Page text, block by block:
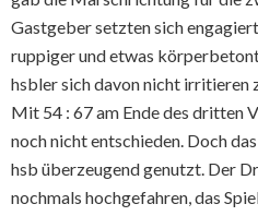
Gastgeber setzten sich
ruppiger und etwas
hsbler sich davon nicht irritieren
Mit 54 : 67 am Ende des dritten
noch nicht entschieden. Doch
hsb überzeugend genutzt. Der
nochmals hochgefahren, das